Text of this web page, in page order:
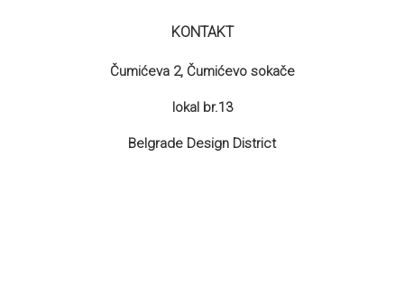
KONTAKT
Čumićeva 2, Čumićevo sokače
lokal br.13
Belgrade Design District